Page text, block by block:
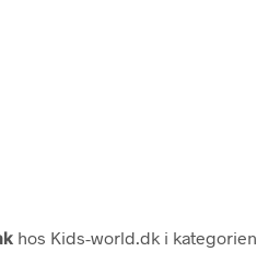
hos Kids-world.dk i kategorien